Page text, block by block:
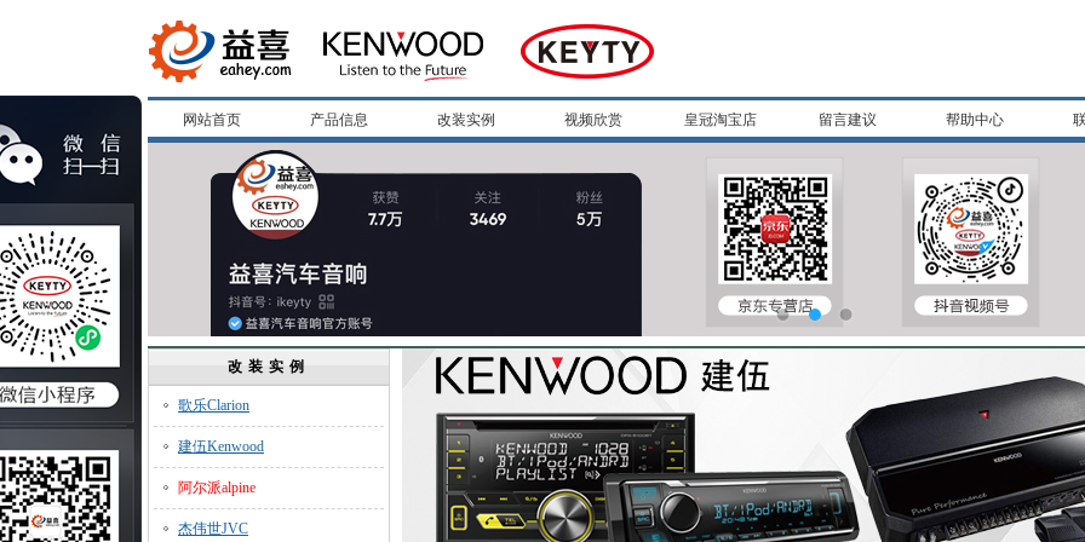
网站首页 产品信息 改装实例 视频欣赏 皇冠淘宝店 留言建议 帮助中心
改装实例
歌乐Clarion
建伍Kenwood
阿尔派alpine
杰伟世JVC